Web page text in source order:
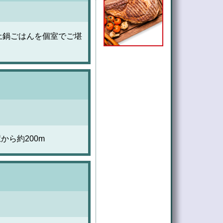
ごはんを個室でご堪
ら約200m